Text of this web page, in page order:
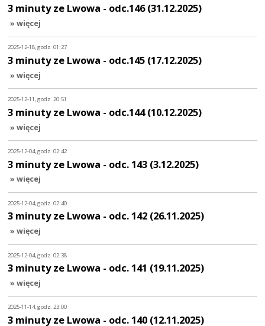
3 minuty ze Lwowa - odc.146 (31.12.2025)
» więcej
2025-12-18, godz. 01:27
3 minuty ze Lwowa - odc.145 (17.12.2025)
» więcej
2025-12-11, godz. 20:51
3 minuty ze Lwowa - odc.144 (10.12.2025)
» więcej
2025-12-04, godz. 02:42
3 minuty ze Lwowa - odc. 143 (3.12.2025)
» więcej
2025-12-04, godz. 02:40
3 minuty ze Lwowa - odc. 142 (26.11.2025)
» więcej
2025-12-04, godz. 02:38
3 minuty ze Lwowa - odc. 141 (19.11.2025)
» więcej
2025-11-14, godz. 23:00
3 minuty ze Lwowa - odc. 140 (12.11.2025)